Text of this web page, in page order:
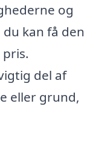
og
kan få den
del af
eller grund,